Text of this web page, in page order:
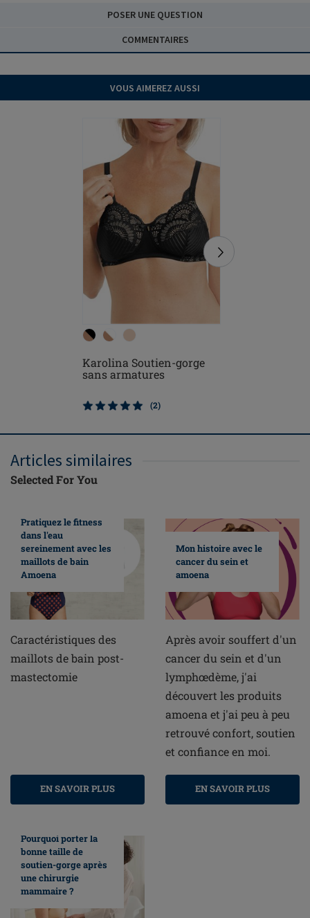
POSER UNE QUESTION
COMMENTAIRES
VOUS AIMEREZ AUSSI
Karolina Soutien-gorge
sans armatures
(2)
Articles similaires
Selected For You
Pratiquez le fitness
dans l'eau
sereinement avec les
maillots de bain
Amoena
Caractéristiques des
maillots de bain post-
mastectomie
EN SAVOIR PLUS
Mon histoire avec le
cancer du sein et
amoena
Après avoir souffert d'un
cancer du sein et d'un
lymphœdème, j'ai
découvert les produits
amoena et j'ai peu à peu
retrouvé confort, soutien
et confiance en moi.
EN SAVOIR PLUS
Pourquoi porter la
bonne taille de
soutien-gorge après
une chirurgie
mammaire ?